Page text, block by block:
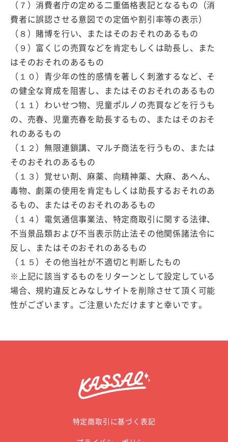
（７）消費者庁の定める二重価格表記となるもの（消
費者に誤認させる意図での定価や割引率等の表示）
（８）賭博を行い、またはそのおそれのあるもの
（９）富くじの売買などを肯定もしくは助長し、また
はそのおそれのあるもの
（１０）青少年の性的感情を著しく刺激するなど、そ
の健全な育成を阻害し、またはそのおそれのあるもの
（１１）わいせつ物、児童ポルノの売買などを行うも
の、売春、児童売春を助長するもの、またはそのおそ
れのあるもの
（１２）無限連鎖講、マルチ商法を行うもの、または
そのおそれのあるもの
（１３）覚せい剤、麻薬、向精神薬、大麻、あへん、
毒物、劇薬の使用を肯定もしくは助長するおそれのあ
るもの、またはそのおそれのあるもの
（１４）電気通信事業法、特定商取引に関する法律、
不当景品類および不当表示防止法その他関係諸法令に
反し、またはそのおそれのあるもの
（１５）その他当社が不適切と判断したもの
※上記に該当するものをリターンとして設定している
場合、規約違反とみなしサイトを削除させて頂く可能
性がございます。ご注意いただけますと幸いです。
特定商取引に基づく表記